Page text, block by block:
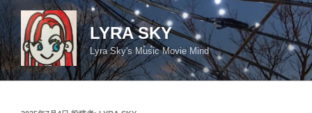
コ
ン
テ
ン
ツ
LYRA SKY
Lyra Sky's Music Movie Mind